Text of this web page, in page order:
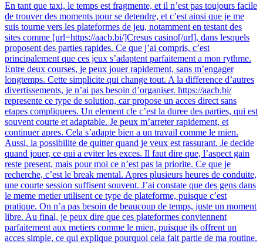
En tant que taxi, le temps est fragmente, et il n’est pas toujours facile
de trouver des moments pour se detendre, et c’est ainsi que je me
suis tourne vers les plateformes de jeu, notamment en testant des
sites comme [url=https://aacb.bi/]Cresus casino[/url], dans lesquels
proposent des parties rapides. Ce que j’ai compris, c’est
principalement que ces jeux s’adaptent parfaitement a mon rythme.
Entre deux courses, je peux jouer rapidement, sans m’engager
longtemps. Cette simplicite qui change tout. A la difference d’autres
divertissements, je n’ai pas besoin d’organiser. https://aacb.bi/
represente ce type de solution, car propose un acces direct sans
etapes compliquees. Un element cle c’est la duree des parties, qui est
souvent courte et adaptable. Je peux m’arreter rapidement, et
continuer apres. Cela s’adapte bien a un travail comme le mien.
Aussi, la possibilite de quitter quand je veux est rassurant. Je decide
quand jouer, ce qui a eviter les exces. Il faut dire que, l’aspect gain
reste present, mais pour moi ce n’est pas la priorite. Ce que je
recherche, c’est le break mental. Apres plusieurs heures de conduite,
une courte session suffisent souvent. J’ai constate que des gens dans
le meme metier utilisent ce type de plateforme, puisque c’est
pratique. On n’a pas besoin de beaucoup de temps, juste un moment
libre. Au final, je peux dire que ces plateformes conviennent
parfaitement aux metiers comme le mien, puisque ils offrent un
acces simple, ce qui explique pourquoi cela fait partie de ma routine.